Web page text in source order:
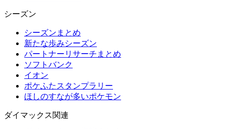
シーズン
シーズンまとめ
新たな歩みシーズン
パートナーリサーチまとめ
ソフトバンク
イオン
ポケふたスタンプラリー
ほしのすなが多いポケモン
ダイマックス関連